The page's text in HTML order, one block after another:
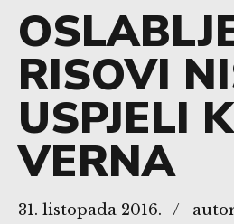
RISOVI
USPJELI
VERNA
31. listopada 2016.